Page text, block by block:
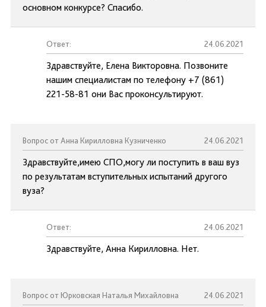
основном конкурсе? Спасибо.
Ответ: 24.06.2021
Здравствуйте, Елена Викторовна. Позвоните
нашим специалистам по телефону +7 (861)
221-58-81 они Вас проконсультируют.
Вопрос от Анна Кирилловна Кузниченко 24.06.2021
Здравствуйте,имею СПО,могу ли поступить в ваш вуз
по результатам вступительных испытаний другого
вуза?
Ответ: 24.06.2021
Здравствуйте, Анна Кирилловна. Нет.
Вопрос от Юрковская Наталья Михайловна 24.06.2021